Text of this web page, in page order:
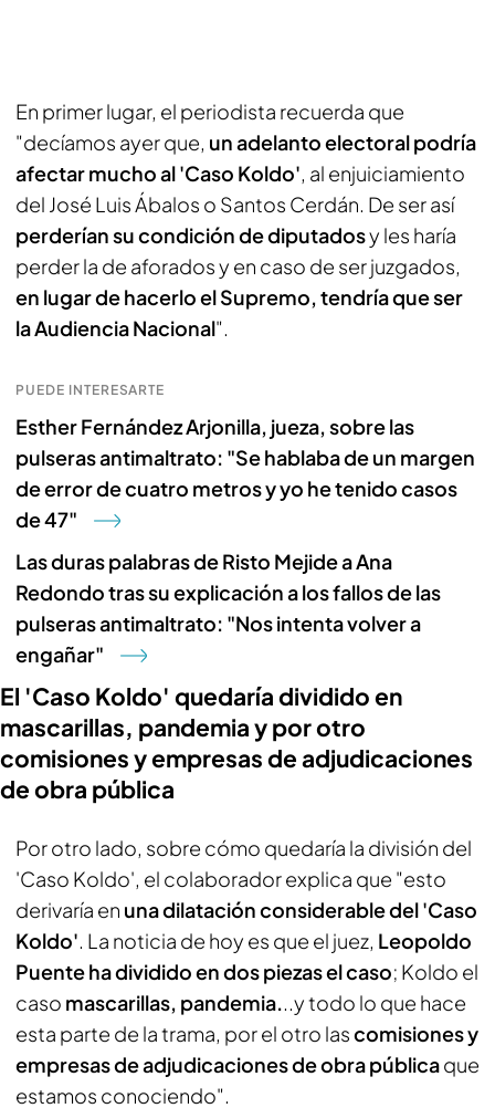
En primer lugar, el periodista recuerda que
"decíamos ayer que, un adelanto electoral podría
afectar mucho al 'Caso Koldo', al enjuiciamiento
del José Luis Ábalos o Santos Cerdán. De ser así
perderían su condición de diputadosy les haría
perder la de aforados y en caso de ser juzgados,
en lugar de hacerlo el Supremo, tendría que ser
la Audiencia Nacional".
PUEDE INTERESARTE
Esther Fernández Arjonilla, jueza, sobre las
pulseras antimaltrato: "Se hablaba de un margen
de error de cuatro metros y yo he tenido casos
de 47"
Las duras palabras de Risto Mejide a Ana
Redondo tras su explicación a los fallos de las
pulseras antimaltrato: "Nos intenta volver a
engañar"
El 'Caso Koldo' quedaría dividido en
mascarillas, pandemia y por otro
comisiones y empresas de adjudicaciones
de obra pública
Por otro lado, sobre cómo quedaría la división del
'Caso Koldo', el colaborador explica que "esto
derivaría en una dilatación considerable del 'Caso
Koldo'. La noticia de hoy es que el juez, Leopoldo
Puente ha dividido en dos piezas el caso; Koldo el
caso mascarillas, pandemia...y todo lo que hace
esta parte de la trama, por el otro lascomisiones y
empresas de adjudicaciones de obra públicaque
estamos conociendo".